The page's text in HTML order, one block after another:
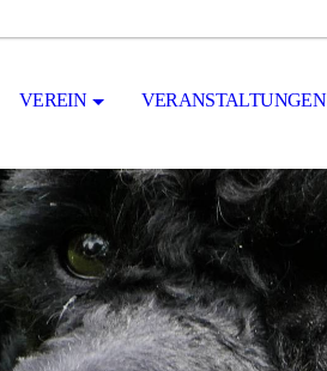
VEREIN VERANSTALTUNGEN